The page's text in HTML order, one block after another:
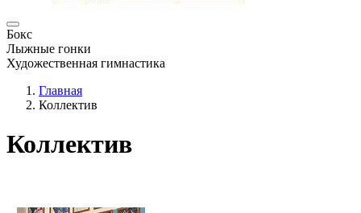
Бокс
Лыжные гонки
Художественная гимнастика
Главная
Коллектив
Коллектив